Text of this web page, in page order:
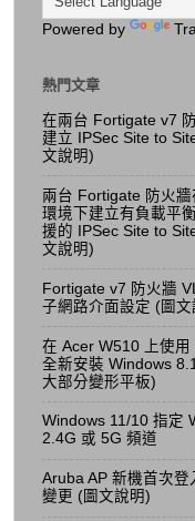
Powered by
熱門文章
在兩台 Fortigate v7
建立 IPSec Site to
文說明)
兩台 Fortigate 防火牆
環境下建立有負載平
援的 IPSec Site to
文說明)
Fortigate v7 防火牆
子網路介面設定 (圖文
在 Acer W510 上使用
全新安裝 Windows
大部分變形平板)
Windows 11/10 指定
2.4G 或 5G 頻道
Aruba AP 新機首次登
變更 (圖文說明)